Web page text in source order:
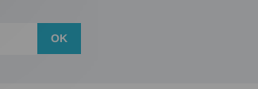
OK